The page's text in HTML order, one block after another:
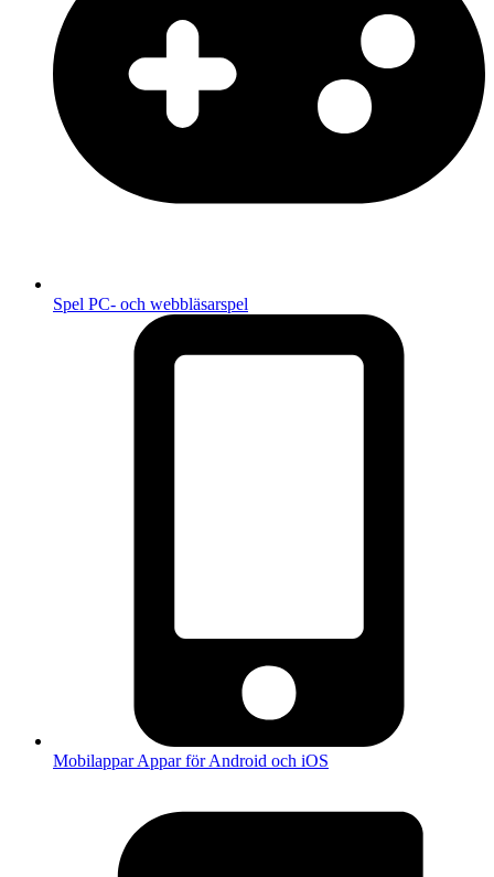
Spel PC- och webbläsarspel
MobilapparAppar för Android och iOS